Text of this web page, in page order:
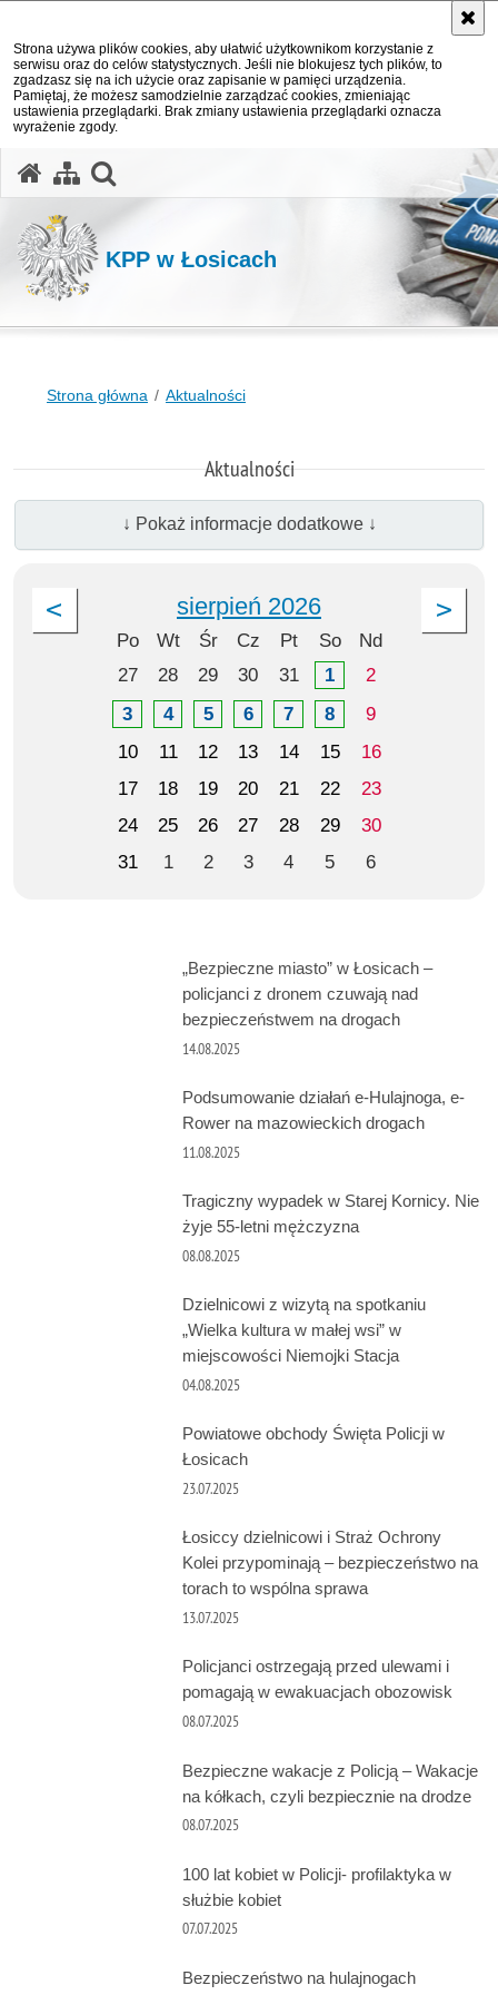
Strona używa plików cookies, aby ułatwić użytkownikom korzystanie z
serwisu oraz do celów statystycznych. Jeśli nie blokujesz tych plików, to
zgadzasz się na ich użycie oraz zapisanie w pamięci urządzenia.
Pamiętaj, że możesz samodzielnie zarządzać cookies, zmieniając
ustawienia przeglądarki. Brak zmiany ustawienia przeglądarki oznacza
wyrażenie zgody.
KPP w Łosicach
Strona główna Aktualności
Aktualności
↓ Pokaż informacje dodatkowe ↓
sierpień 2026
Po Wt Śr Cz Pt So
Nd
27
28 29 30 31 1
2
3
4 5 6 7 8
9
10
11 12 13 14 15
16
17
18 19 20 21 22
23
24
25 26 27 28 29
30
31
1 2 3 4 5 6
„Bezpieczne miasto” w Łosicach –
policjanci z dronem czuwają nad
bezpieczeństwem na drogach
14.08.2025
Podsumowanie działań e-Hulajnoga, e-
Rower na mazowieckich drogach
11.08.2025
Tragiczny wypadek w Starej Kornicy. Nie
żyje 55-letni mężczyzna
08.08.2025
Dzielnicowi z wizytą na spotkaniu
„Wielka kultura w małej wsi” w
miejscowości Niemojki Stacja
04.08.2025
Powiatowe obchody Święta Policji w
Łosicach
23.07.2025
Łosiccy dzielnicowi i Straż Ochrony
Kolei przypominają – bezpieczeństwo na
torach to wspólna sprawa
13.07.2025
Policjanci ostrzegają przed ulewami i
pomagają w ewakuacjach obozowisk
08.07.2025
Bezpieczne wakacje z Policją – Wakacje
na kółkach, czyli bezpiecznie na drodze
08.07.2025
100 lat kobiet w Policji- profilaktyka w
służbie kobiet
07.07.2025
Bezpieczeństwo na hulajnogach